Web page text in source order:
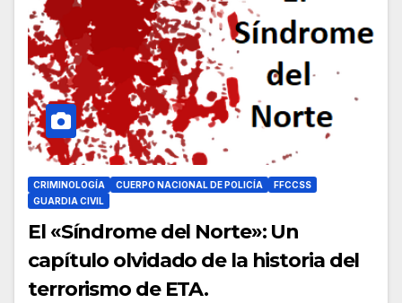
CRIMINOLOGÍA CUERPO NACIONAL DE POLICÍA
FFCCSS
GUARDIA CIVIL
El «Síndrome del Norte»: Un
capítulo olvidado de la historia del
terrorismo de ETA.